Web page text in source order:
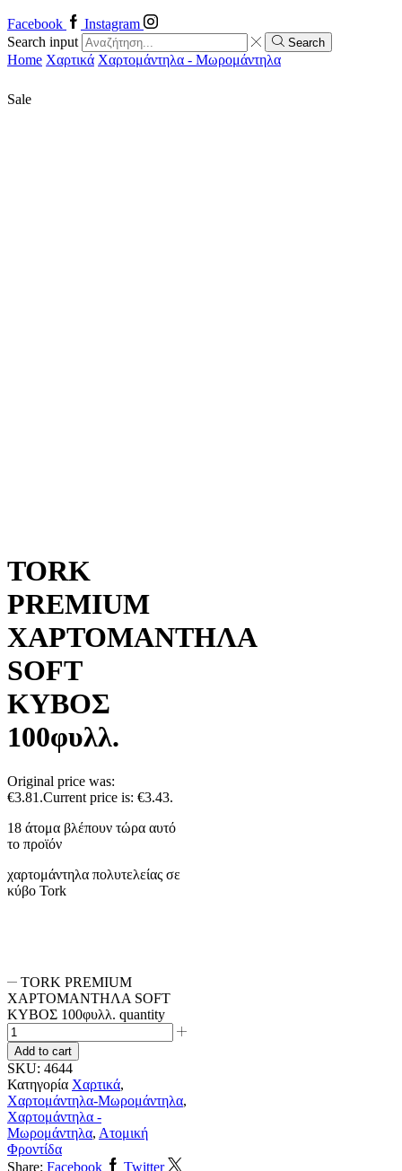
Facebook
Instagram
Search input
Search
Home Χαρτικά Χαρτομάντηλα - Μωρομάντηλα
Sale
TORK
PREMIUM
ΧΑΡΤΟΜΑΝΤΗΛΑ
SOFT
ΚΥΒΟΣ
100φυλλ.
Original price was:
€3.81.Current price is: €3.43.
18 άτομα βλέπουν τώρα αυτό
το προϊόν
χαρτομάντηλα πολυτελείας σε
κύβo Tork
TORK PREMIUM
ΧΑΡΤΟΜΑΝΤΗΛΑ SOFT
ΚΥΒΟΣ 100φυλλ. quantity
Add to cart
SKU: 4644
Κατηγορία Χαρτικά,
Χαρτομάντηλα-Μωρομάντηλα,
Χαρτομάντηλα -
Μωρομάντηλα, Ατομική
Φροντίδα
Share: Facebook Twitter